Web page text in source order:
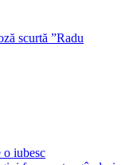
scurtă ”Radu
o iubesc